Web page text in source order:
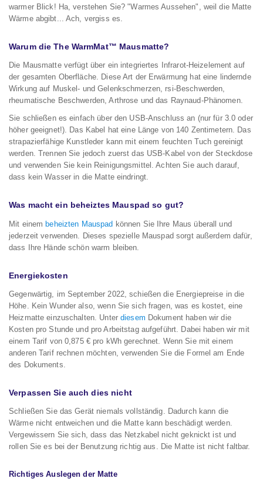
warmer Blick! Ha, verstehen Sie? "Warmes Aussehen", weil die Matte
Wärme abgibt... Ach, vergiss es.
Warum die The WarmMat™ Mausmatte?
Die Mausmatte verfügt über ein integriertes Infrarot-Heizelement auf
der gesamten Oberfläche. Diese Art der Erwärmung hat eine lindernde
Wirkung auf Muskel- und Gelenkschmerzen, rsi-Beschwerden,
rheumatische Beschwerden, Arthrose und das Raynaud-Phänomen.
Sie schließen es einfach über den USB-Anschluss an (nur für 3.0 oder
höher geeignet!). Das Kabel hat eine Länge von 140 Zentimetern. Das
strapazierfähige Kunstleder kann mit einem feuchten Tuch gereinigt
werden. Trennen Sie jedoch zuerst das USB-Kabel von der Steckdose
und verwenden Sie kein Reinigungsmittel. Achten Sie auch darauf,
dass kein Wasser in die Matte eindringt.
Was macht ein beheiztes Mauspad so gut?
Mit einembeheizten Mauspad können Sie Ihre Maus überall und
jederzeit verwenden. Dieses spezielle Mauspad sorgt außerdem dafür,
dass Ihre Hände schön warm bleiben.
Energiekosten
Gegenwärtig, im September 2022, schießen die Energiepreise in die
Höhe. Kein Wunder also, wenn Sie sich fragen, was es kostet, eine
Heizmatte einzuschalten. Unterdiesem Dokument haben wir die
Kosten pro Stunde und pro Arbeitstag aufgeführt. Dabei haben wir mit
einem Tarif von 0,875 € pro kWh gerechnet. Wenn Sie mit einem
anderen Tarif rechnen möchten, verwenden Sie die Formel am Ende
des Dokuments.
Verpassen Sie auch dies nicht
Schließen Sie das Gerät niemals vollständig. Dadurch kann die
Wärme nicht entweichen und die Matte kann beschädigt werden.
Vergewissern Sie sich, dass das Netzkabel nicht geknickt ist und
rollen Sie es bei der Benutzung richtig aus. Die Matte ist nicht faltbar.
Richtiges Auslegen der Matte